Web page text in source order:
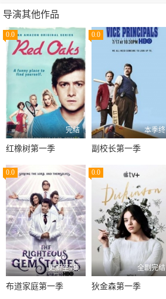
导演其他作品
0.0
完结
红橡树第一季
0.0
本季终
副校长第一季
0.0
更新至9集
布道家庭第一季
0.0
全剧完结
狄金森第一季